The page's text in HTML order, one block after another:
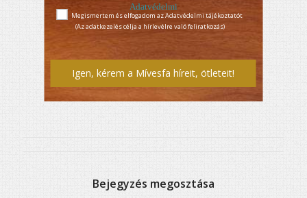
Adatvédelmi
tájékoztató
Megismertem és elfogadom az Adatvédelmi tájékoztatót
(Az adatkezelés célja a hírlevélre való feliratkozás)
Igen, kérem a Mívesfa híreit, ötleteit!
Bejegyzés megosztása